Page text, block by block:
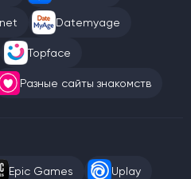
Datemyage
Topface
Разные сайты знакомств
Epic Games Uplay